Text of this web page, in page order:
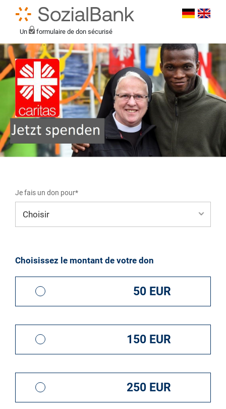
Un formulaire de don sécurisé
Je fais un don pour*
Choisissez le montant de votre don
50 EUR
150 EUR
250 EUR